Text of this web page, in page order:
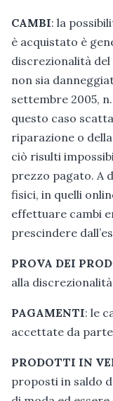
CAMBI: la
è acquistato è
discrezionalità
non sia
settembre 2005,
questo caso
riparazione o
ciò risulti
prezzo pagato. A
fisici, in quelli
effettuare cambi
prescindere
PROVA DEI
alla
PAGAMENTI: le
accettate da
PRODOTTI IN
proposti in saldo